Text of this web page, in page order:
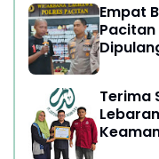
Empat
Terima